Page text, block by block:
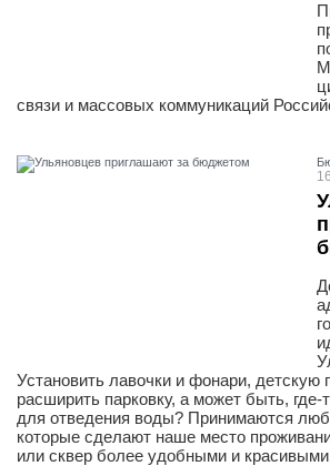
связи и массовых коммуникаций
Установить лавочки и фонари, детскую
расширить парковку, а может быть, где-
для отведения воды? Принимаются
которые сделают наше место
или сквер более удобными и